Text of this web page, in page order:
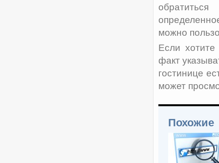
можно
Если
факт
гостинице
может
Похожие